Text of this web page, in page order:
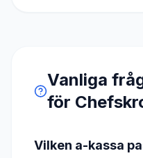
Vanliga
för
Vilken a-kassa